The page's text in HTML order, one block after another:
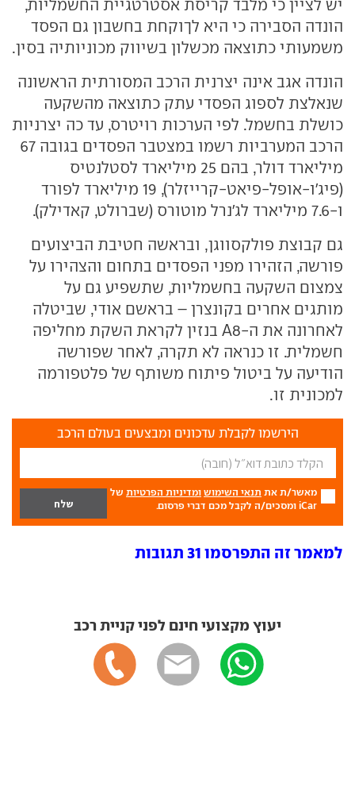
יש לציין כי מלבד קריסת אסטרטגיית החשמליות,
הונדה הסבירה כי היא לךוקחת בחשבון גם הפסד
משמעותי כתוצאה מכשלון בשיווק מכוניותיה בסין.
הונדה אגב אינה יצרנית הרכב המסורתית הראשונה
שנאלצת לספוג הפסדי עתק כתוצאה מהשקעה
כושלת בחשמל. לפי הערכות רויטרס, עד כה יצרניות
הרכב המערביות רשמו במצטבר הפסדים בגובה 67
מיליארד דולר, בהם 25 מיליארד לסטלנטיס
(פיג'ו-אופל-פיאט-קרייזלר), 19 מיליארד לפורד
ו-7.6 מיליארד לג'נרל מוטורס (שברולט, קאדילק).
גם קבוצת פולקסווגן, ובראשה חטיבת הביצועים
פורשה, הזהירו מפני הפסדים בתחום והצהירו על
צמצום השקעה בחשמליות, שתשפיע גם על
מותגים אחרים בקונצרן – בראשם אודי, שביטלה
לאחרונה את ה-A8 בנזין לקראת השקת מחליפה
חשמלית. זו כנראה לא תקרה, לאחר שפורשה
הודיעה על ביטול פיתוח משותף של פלטפורמה
למכונית זו.
הירשמו לקבלת עדכונים ומבצעים בעולם הרכב
מאשר/ת את תנאי השימוש ומדיניות הפרטיות של
iCar ומסכים/ה לקבל מכם דברי פרסום.
למאמר זה התפרסמו 31 תגובות
יעוץ מקצועי חינם לפני קניית רכב